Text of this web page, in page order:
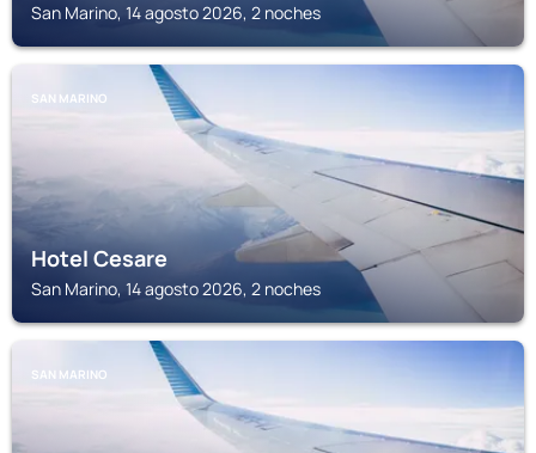
San Marino, 14 agosto 2026, 2 noches
SAN MARINO
Hotel Cesare
San Marino, 14 agosto 2026, 2 noches
SAN MARINO